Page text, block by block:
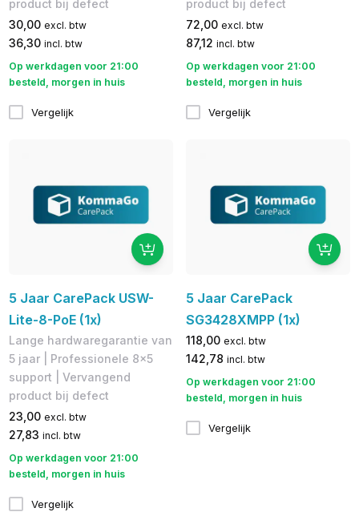
product bij defect
30,00 excl. btw
36,30 incl. btw
Op werkdagen voor 21:00
besteld, morgen in huis
Vergelijk
product bij defect
72,00 excl. btw
87,12 incl. btw
Op werkdagen voor 21:00
besteld, morgen in huis
Vergelijk
5 Jaar CarePack USW-
Lite-8-PoE (1x)
Lange hardwaregarantie van
5 jaar | Professionele 8x5
support | Vervangend
product bij defect
23,00 excl. btw
27,83 incl. btw
Op werkdagen voor 21:00
besteld, morgen in huis
Vergelijk
5 Jaar CarePack
SG3428XMPP (1x)
118,00 excl. btw
142,78 incl. btw
Op werkdagen voor 21:00
besteld, morgen in huis
Vergelijk